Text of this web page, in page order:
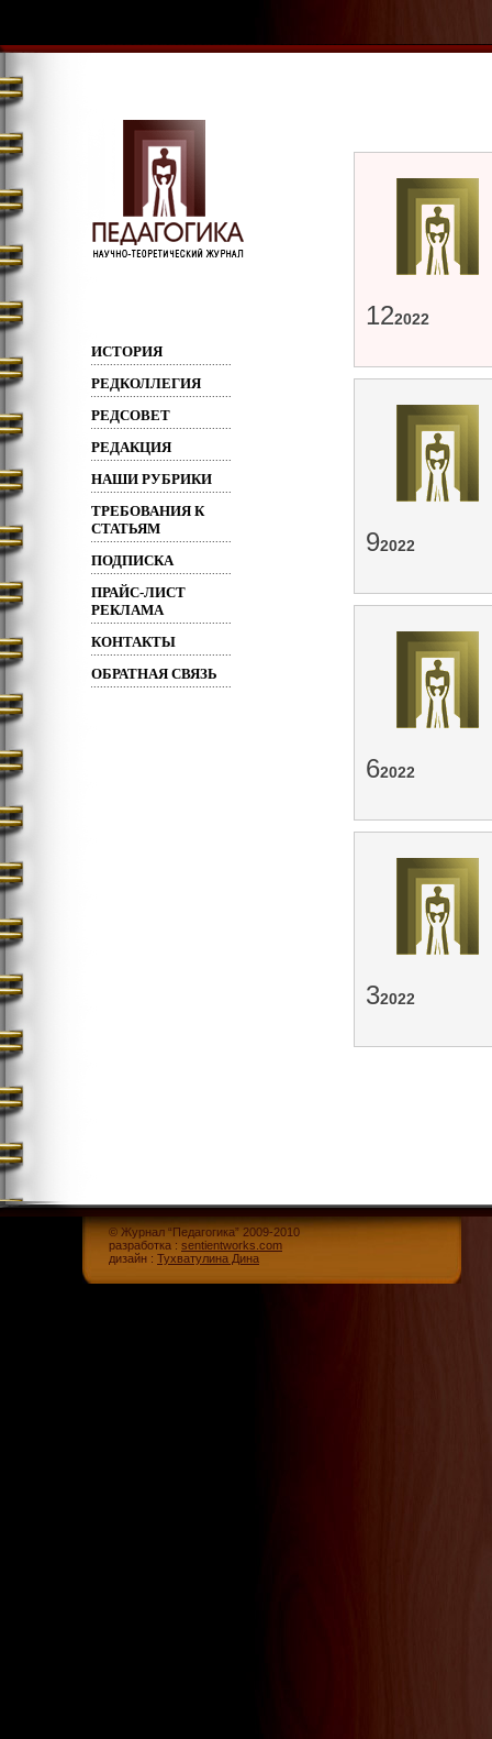
ИСТОРИЯ
РЕДКОЛЛЕГИЯ
РЕДСОВЕТ
РЕДАКЦИЯ
НАШИ РУБРИКИ
ТРЕБОВАНИЯ К
СТАТЬЯМ
ПОДПИСКА
ПРАЙС-ЛИСТ
РЕКЛАМА
КОНТАКТЫ
ОБРАТНАЯ СВЯЗЬ
122022
92022
62022
32022
© Журнал “Педагогика” 2009-2010
разработка : sentientworks.com
дизайн : Тухватулина Дина